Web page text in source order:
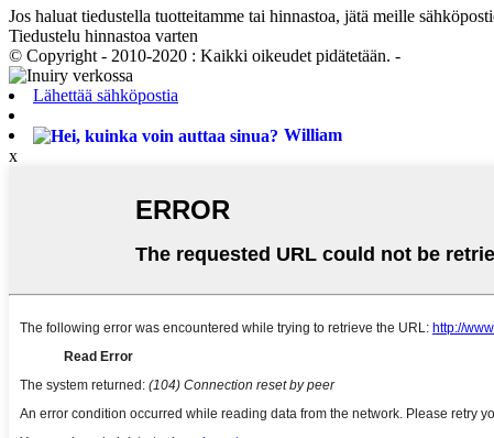
Jos haluat tiedustella tuotteitamme tai hinnastoa, jätä meille
Tiedustelu hinnastoa varten
© Copyright - 2010-2020 : Kaikki oikeudet pidätetään. -
Lähettää sähköpostia
William
x